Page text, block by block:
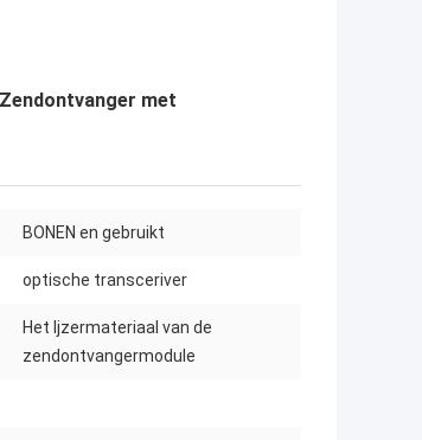
met
BONEN en gebruikt
optische transceriver
Het Ijzermateriaal van de
zendontvangermodule